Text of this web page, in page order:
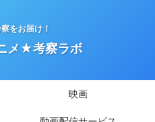
をお届け！
メ★考察ラボ
映画